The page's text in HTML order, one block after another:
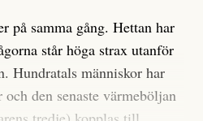
på samma gång. Hettan har
står höga strax utanför
Hundratals människor har
den senaste värmeböljan